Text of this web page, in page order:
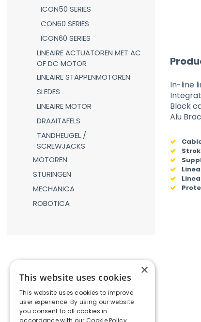
ICON50 SERIES
CON60 SERIES
ICON60 SERIES
LINEAIRE ACTUATOREN MET AC
OF DC MOTOR
LINEAIRE STAPPENMOTOREN
SLEDES
LINEAIRE MOTOR
DRAAITAFELS
TANDHEUGEL /
SCREWJACKS
MOTOREN
STURINGEN
MECHANICA
ROBOTICA
In-line
Black
Alu
×
This website uses cookies
This website uses cookies to improve
user experience. By using our website
you consent to all cookies in
accordance with our Cookie Policy.